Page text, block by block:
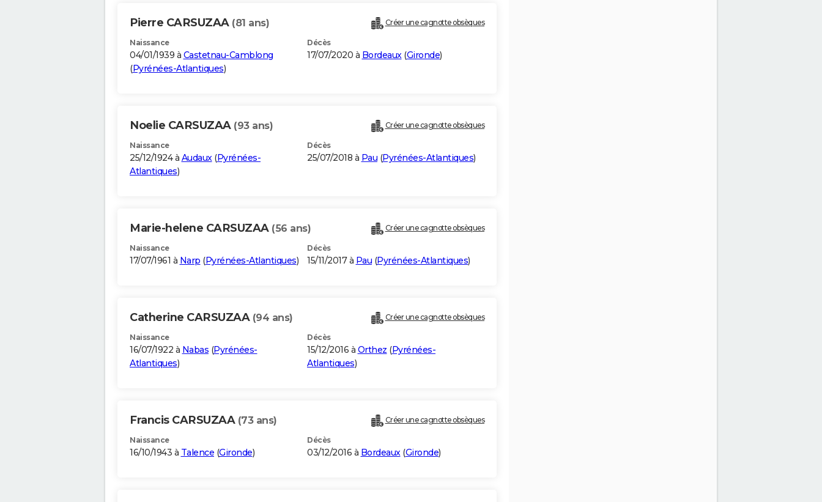
Pierre CARSUZAA (81 ans) Créer une cagnotte obsèques
Naissance
04/01/1939 à Castetnau-Camblong
(Pyrénées-Atlantiques)
Décès
17/07/2020 à Bordeaux(Gironde)
Noelie CARSUZAA (93 ans) Créer une cagnotte obsèques
Naissance
25/12/1924 à Audaux(Pyrénées-
Atlantiques)
Décès
25/07/2018 à Pau (Pyrénées-Atlantiques)
Marie-helene CARSUZAA (56 ans) Créer une cagnotte obsèques
Naissance
17/07/1961 à Narp (Pyrénées-Atlantiques)
Décès
15/11/2017 à Pau (Pyrénées-Atlantiques)
Catherine CARSUZAA (94 ans) Créer une cagnotte obsèques
Naissance
16/07/1922 à Nabas (Pyrénées-
Atlantiques)
Décès
15/12/2016 à Orthez (Pyrénées-
Atlantiques)
Francis CARSUZAA (73 ans) Créer une cagnotte obsèques
Naissance
16/10/1943 à Talence (Gironde)
Décès
03/12/2016 à Bordeaux(Gironde)